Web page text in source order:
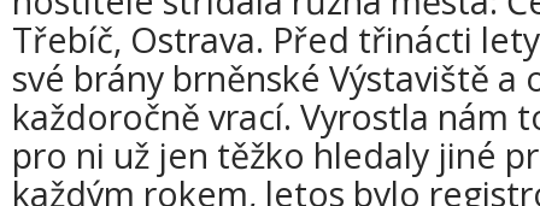
Třebíč, Ostrava. Před třinácti
své brány brněnské Výstaviště
každoročně vrací. Vyrostla nám
pro ni už jen těžko hledaly jiné
každým rokem, letos bylo